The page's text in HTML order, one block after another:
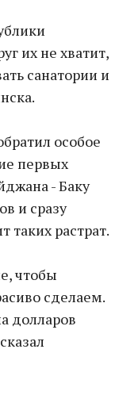
их не хватит,
санатории и
особое
первых
- Баку
и сразу
таких растрат.
чтобы
сделаем.
долларов